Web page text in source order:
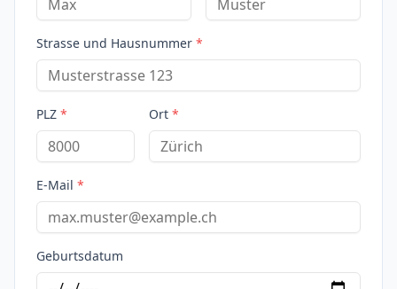
Strasse und Hausnummer *
PLZ * Ort *
E-Mail *
Geburtsdatum